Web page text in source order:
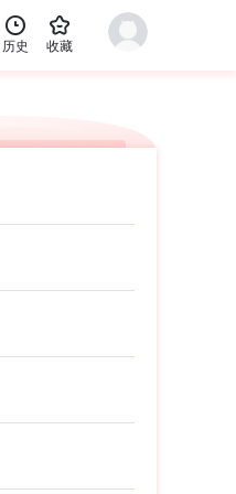

历史

收藏